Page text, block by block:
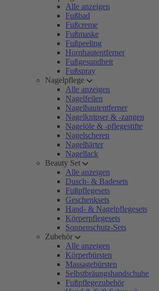
Alle anzeigen
Fußbad
Fußcreme
Fußmaske
Fußpeeling
Hornhautentferner
Fußgesundheit
Fußspray
Nagelpflege
Alle anzeigen
Nagelfeilen
Nagelhautentferner
Nagelknipser & -zangen
Nagelöle & -pflegestifte
Nagelscheren
Nagelhärter
Nagellack
Beauty Set
Alle anzeigen
Dusch- & Badesets
Fußpflegesets
Geschenksets
Hand- & Nagelpflegesets
Körperpflegesets
Sonnenschutz-Sets
Zubehör
Alle anzeigen
Körperbürsten
Massagebürsten
Selbstbräungshandschuhe
Fußpflegezubehör